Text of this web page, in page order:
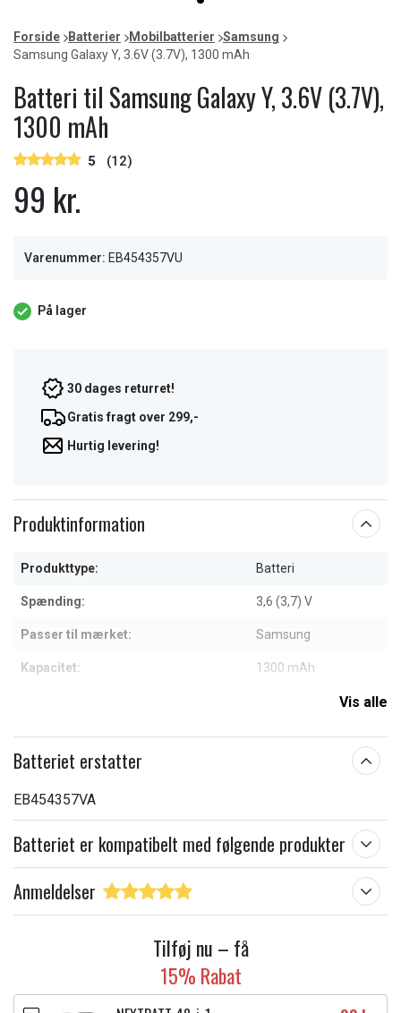
item
0
of
1
Forside Batterier Mobilbatterier
Samsung
Samsung Galaxy Y, 3.6V (3.7V), 1300 mAh
Batteri til Samsung Galaxy Y, 3.6V (3.7V),
1300 mAh
5 (12)
99 kr.
Varenummer: EB454357VU
På lager
30 dages returret!
Gratis fragt over 299,-
Hurtig levering!
Produktinformation
Produkttype: Batteri
Spænding: 3,6 (3,7) V
Passer til mærket: Samsung
Kapacitet: 1300 mAh
Vis alle
Batteriet erstatter
EB454357VA
Batteriet er kompatibelt med følgende produkter
Anmeldelser
Tilføj nu – få
15% Rabat